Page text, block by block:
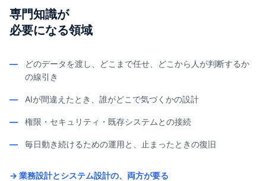
専門知識が
必要になる領域
—
どのデータを渡し、どこまで任せ、どこから人が判断するか
の線引き
— AIが間違えたとき、誰がどこで気づくかの設計
— 権限・セキュリティ・既存システムとの接続
— 毎日動き続けるための運用と、止まったときの復旧
→ 業務設計とシステム設計の、両方が要る